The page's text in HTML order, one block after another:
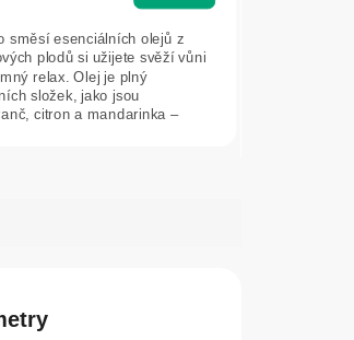
směsí esenciálních olejů z
plodů si užijete svěží vůni
relax. Olej je plný
složek, jako jsou
citron a mandarinka –